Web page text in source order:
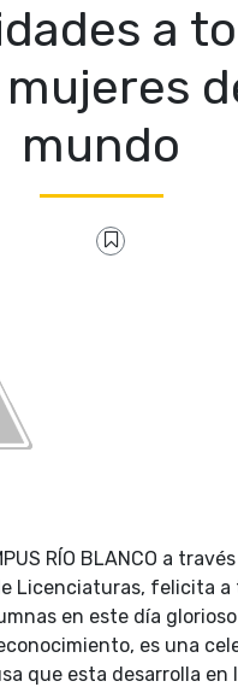
a
mujeres
mundo
RÍO BLANCO a
Licenciaturas, felicita a
en este día
es una
que esta desarrolla en